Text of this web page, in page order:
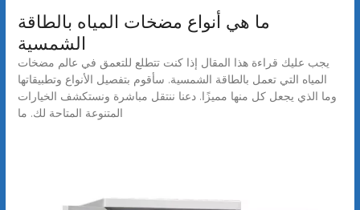
ما هي أنواع مضخات المياه بالطاقة
الشمسية
يجب عليك قراءة هذا المقال إذا كنت تتطلع للتعمق في عالم مضخات
المياه التي تعمل بالطاقة الشمسية. سأقوم بتفصيل الأنواع وتطبيقاتها
وما الذي يجعل كل منها مميزًا. دعنا ننتقل مباشرة ونستكشف الخيارات
المتنوعة المتاحة لك. ما